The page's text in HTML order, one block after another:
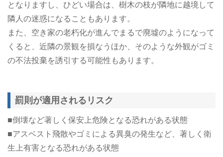
となりますし、ひどい場合は、樹木の枝が隣地に越境して
隣人の迷惑になることもあります。
また、空き家の老朽化が進んでまるで廃墟のようになって
くると、近隣の景観を損なうほか、そのような外観がゴミ
の不法投棄を誘引する可能性もあります。
罰則が適用されるリスク
■倒壊など著しく保安上危険となる恐れがある状態
■アスベスト飛散やゴミによる異臭の発生など、著しく衛
生上有害となる恐れがある状態